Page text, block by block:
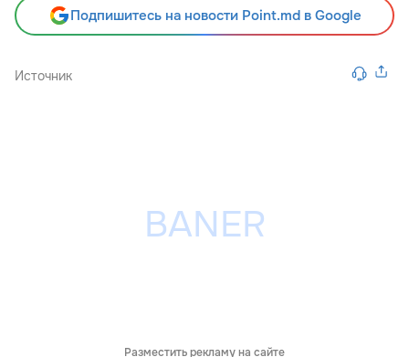
Подпишитесь на новости Point.md в Google
Источник
Разместить рекламу на сайте